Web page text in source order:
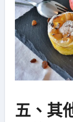
五、其